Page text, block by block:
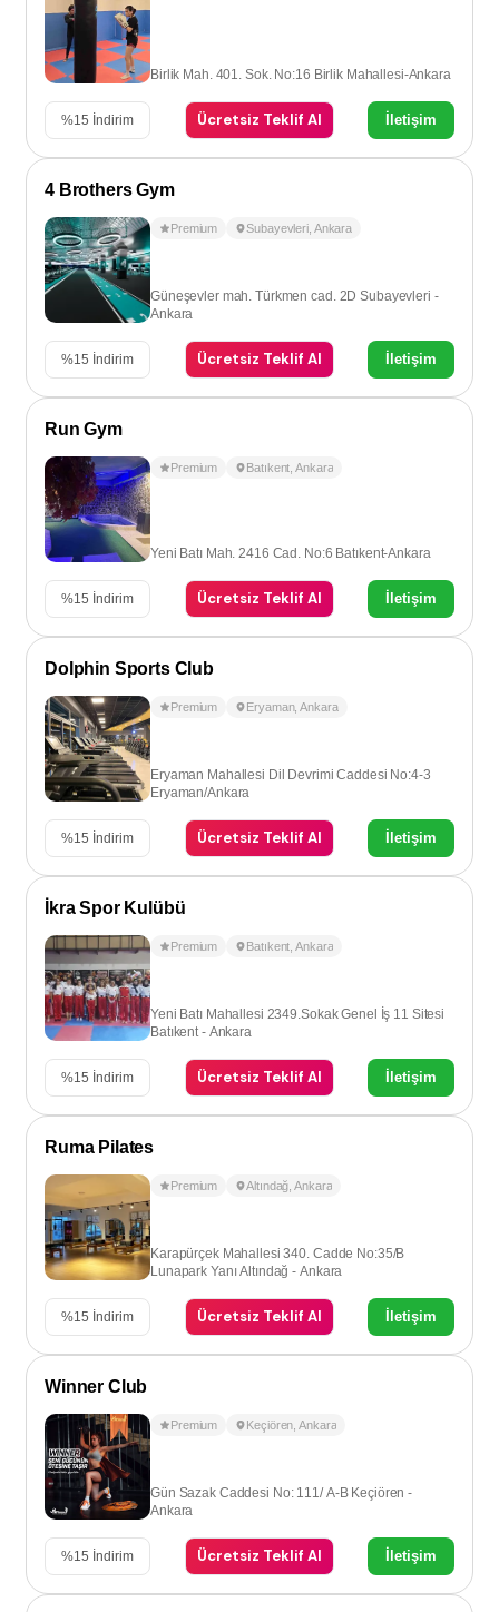
Birlik Mah. 401. Sok. No:16 Birlik Mahallesi-Ankara
%15 İndirim Ücretsiz Teklif Al İletişim
4 Brothers Gym
Premium Subayevleri Ankara
Güneşevler mah. Türkmen cad. 2D Subayevleri -
Ankara
%15 İndirim Ücretsiz Teklif Al İletişim
Run Gym
Premium Batıkent ,Ankara
Yeni Batı Mah. 2416 Cad. No:6 Batıkent-Ankara
%15 İndirim Ücretsiz Teklif Al İletişim
Dolphin Sports Club
Premium Eryaman,Ankara
Eryaman Mahallesi Dil Devrimi Caddesi No:4-3
Eryaman/Ankara
%15 İndirim Ücretsiz Teklif Al İletişim
İkra Spor Kulübü
Premium Batıkent ,Ankara
Yeni Batı Mahallesi 2349.Sokak Genel İş 11 Sitesi
Batıkent - Ankara
%15 İndirim Ücretsiz Teklif Al İletişim
Ruma Pilates
Premium Altındağ ,Ankara
Karapürçek Mahallesi 340. Cadde No:35/B
Lunapark Yanı Altındağ - Ankara
%15 İndirim Ücretsiz Teklif Al İletişim
Winner Club
Premium Keçiören ,Ankara
Gün Sazak Caddesi No: 111/ A-B Keçiören -
Ankara
%15 İndirim Ücretsiz Teklif Al İletişim